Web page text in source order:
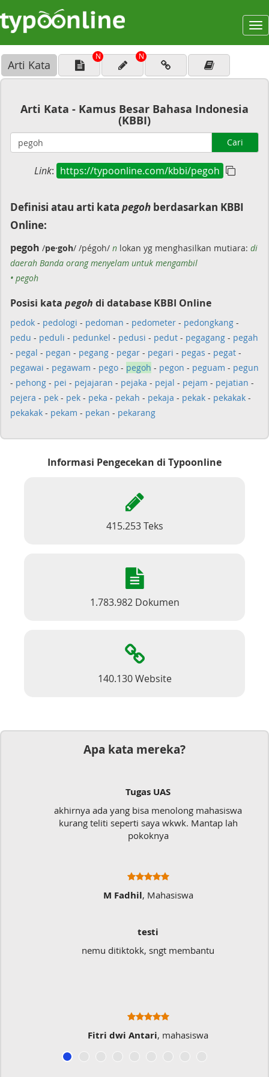
Arti Kata
N N
Arti Kata - Kamus Besar Bahasa Indonesia
(KBBI)
Cari
Link: https://typoonline.com/kbbi/pegoh
Definisi atau arti kata pegoh berdasarkan KBBI
Online:
pegoh /pe·goh/ /pégoh/ n lokan yg menghasilkan mutiara: di
daerah Banda orang menyelam untuk mengambil
• pegoh
Posisi kata pegoh di database KBBI Online
pedok - pedologi - pedoman - pedometer - pedongkang -
pedu - peduli - pedunkel - pedusi - pedut - pegagang - pegah
- pegal - pegan - pegang - pegar - pegari - pegas - pegat -
pegawai - pegawam - pego - pegoh - pegon - peguam - pegun
- pehong - pei - pejajaran - pejaka - pejal - pejam - pejatian -
pejera - pek - pek - peka - pekah - pekaja - pekak - pekakak -
pekakak - pekam - pekan - pekarang
Informasi Pengecekan di Typoonline
415.253 Teks
1.783.982 Dokumen
140.130 Website
Apa kata mereka?
Tugas UAS
akhirnya ada yang bisa menolong mahasiswa
kurang teliti seperti saya wkwk. Mantap lah
pokoknya
M Fadhil, Mahasiswa
testi
nemu ditiktokk, sngt membantu
Fitri dwi Antari, mahasiswa